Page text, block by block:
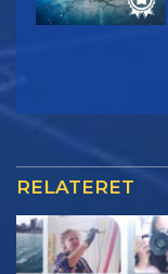
RELATERET